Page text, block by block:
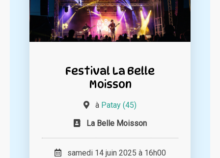
Festival La Belle
Moisson
à Patay (45)
La Belle Moisson
samedi 14 juin 2025 à 16h00